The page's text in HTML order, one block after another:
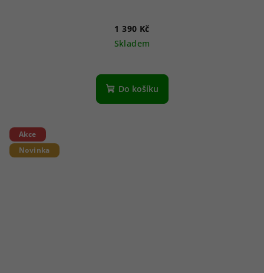
1 390 Kč
Skladem
Do košíku
Akce
Novinka